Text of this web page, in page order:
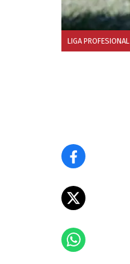
LIGA PROFESIONAL